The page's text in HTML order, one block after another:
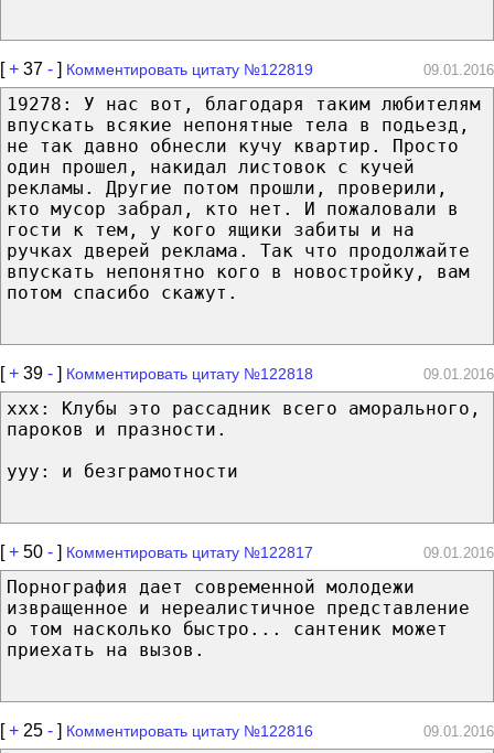
[+ 37 - ] Комментировать цитату №122819 09.01.2016
19278: У нас вот, благодаря таким любителям
впускать всякие непонятные тела в подьезд,
не так давно обнесли кучу квартир. Просто
один прошел, накидал листовок с кучей
рекламы. Другие потом прошли, проверили,
кто мусор забрал, кто нет. И пожаловали в
гости к тем, у кого ящики забиты и на
ручках дверей реклама. Так что продолжайте
впускать непонятно кого в новостройку, вам
потом спасибо скажут.
[+ 39 - ] Комментировать цитату №122818 09.01.2016
xxx: Клубы это рассадник всего аморального,
пароков и празности.
yyy: и безграмотности
[+ 50 - ] Комментировать цитату №122817 09.01.2016
Порнография дает современной молодежи
извращенное и нереалистичное представление
о том насколько быстро... сантеник может
приехать на вызов.
[+ 25 - ] Комментировать цитату №122816 09.01.2016